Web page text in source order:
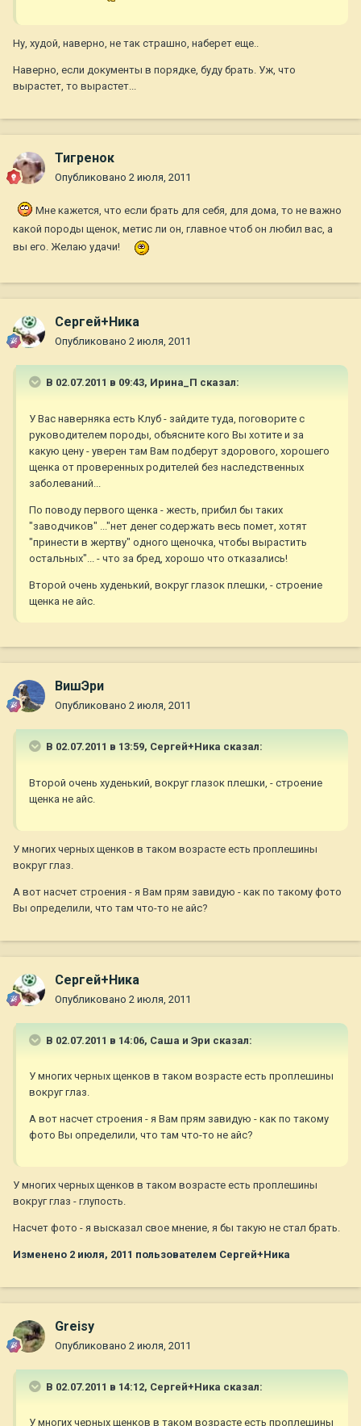
Ну, худой, наверно, не так страшно, наберет еще..
Наверно, если документы в порядке, буду брать. Уж, что
вырастет, то вырастет...
Тигренок
Опубликовано 2 июля, 2011
Мне кажется, что если брать для себя, для дома, то не важно
какой породы щенок, метис ли он, главное чтоб он любил вас, а
вы его. Желаю удачи!
Сергей+Ника
Опубликовано 2 июля, 2011
В 02.07.2011 в 09:43, Ирина_П сказал:
У Вас наверняка есть Клуб - зайдите туда, поговорите с
руководителем породы, объясните кого Вы хотите и за
какую цену - уверен там Вам подберут здорового, хорошего
щенка от проверенных родителей без наследственных
заболеваний...
По поводу первого щенка - жесть, прибил бы таких
"заводчиков" ..."нет денег содержать весь помет, хотят
"принести в жертву" одного щеночка, чтобы вырастить
остальных"... - что за бред, хорошо что отказались!
Второй очень худенький, вокруг глазок плешки, - строение
щенка не айс.
ВишЭри
Опубликовано 2 июля, 2011
В 02.07.2011 в 13:59, Сергей+Ника сказал:
Второй очень худенький, вокруг глазок плешки, - строение
щенка не айс.
У многих черных щенков в таком возрасте есть проплешины
вокруг глаз.
А вот насчет строения - я Вам прям завидую - как по такому фото
Вы определили, что там что-то не айс?
Сергей+Ника
Опубликовано 2 июля, 2011
В 02.07.2011 в 14:06, Саша и Эри сказал:
У многих черных щенков в таком возрасте есть проплешины
вокруг глаз.
А вот насчет строения - я Вам прям завидую - как по такому
фото Вы определили, что там что-то не айс?
У многих черных щенков в таком возрасте есть проплешины
вокруг глаз - глупость.
Насчет фото - я высказал свое мнение, я бы такую не стал брать.
Изменено 2 июля, 2011 пользователем Сергей+Ника
Greisy
Опубликовано 2 июля, 2011
В 02.07.2011 в 14:12, Сергей+Ника сказал:
У многих черных щенков в таком возрасте есть проплешины